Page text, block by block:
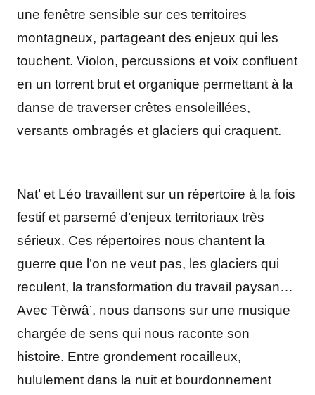
une fenêtre sensible sur ces territoires
montagneux, partageant des enjeux qui les
touchent. Violon, percussions et voix confluent
en un torrent brut et organique permettant à la
danse de traverser crêtes ensoleillées,
versants ombragés et glaciers qui craquent.
Nat’ et Léo travaillent sur un répertoire à la fois
festif et parsemé d’enjeux territoriaux très
sérieux. Ces répertoires nous chantent la
guerre que l’on ne veut pas, les glaciers qui
reculent, la transformation du travail paysan…
Avec Tèrwâ’, nous dansons sur une musique
chargée de sens qui nous raconte son
histoire. Entre grondement rocailleux,
hululement dans la nuit et bourdonnement